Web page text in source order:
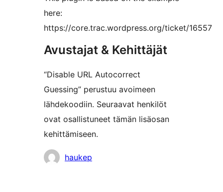
here:
https://core.trac.wordpress.org/ticket/16557
Avustajat & Kehittäjät
“Disable URL Autocorrect
Guessing” perustuu avoimeen
lähdekoodiin. Seuraavat henkilöt
ovat osallistuneet tämän lisäosan
kehittämiseen.
Avustajathaukep